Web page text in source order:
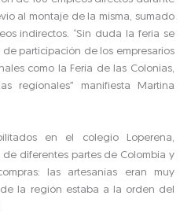
al montaje de la misma, sumado
indirectos. “Sin duda la feria se
participación de los empresarios
como la Feria de las Colonias,
regionales” manifiesta Martina
en el colegio Loperena,
diferentes partes de Colombia y
las artesanías eran muy
la región estaba a la orden del